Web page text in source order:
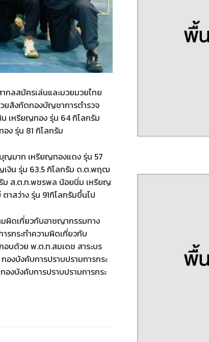
กลสมัครเล่นและมวยมวยไทย
ยสังกัดกองบัญชาการตำรวจ
เหรียญทอง รุ่น 64 กิโลกรัม
ง รุ่น 81 กิโลกรัม
ญมาก เหรียญทองแดง รุ่น 57
งิน รุ่น 63.5 กิโลกรัม ด.ต.พฤฒ
ม ส.ต.ท.พชรพล น้อยนิ่ม เหรียญ
าสว่าง รุ่น 91กิโลกรัมขึ้นไป
ผิดเกี่ยวกับอาชญากรรมทาง
รกระทำความผิดเกี่ยวกับ
บด้วย พ.ต.ท.สมเดช สาระบร
งบังคับการปราบปรามการกระ
งบังคับการปราบปรามการกระ